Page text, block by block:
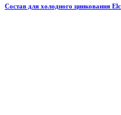
Состав для холодного цинкования